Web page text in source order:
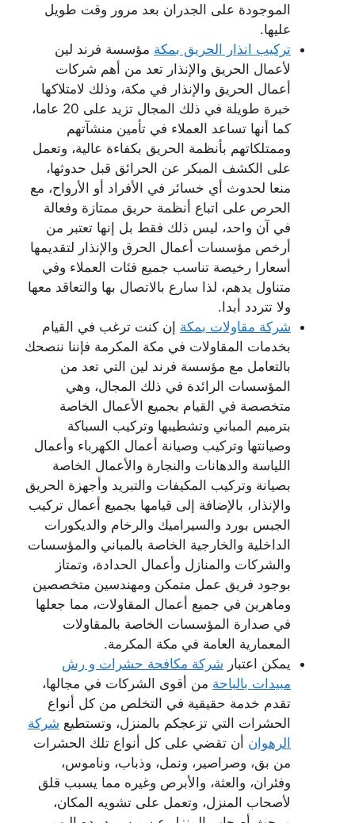
الموجودة على الجدران بعد مرور وقت طويل
عليها.
تركيب انذار الحريق بمكة مؤسسة فرند لين
لأعمال الحريق والإنذار تعد من أهم شركات
أعمال الحريق والإنذار في مكة، وذلك لامتلاكها
خبرة طويلة في ذلك المجال تزيد على 20 عاما،
كما أنها تساعد العملاء في تأمين منشآتهم
وممتلكاتهم بأنظمة الحريق بكفاءة عالية، وتعمل
على الكشف المبكر عن الحرائق قبل حدوثها،
منعا لحدوث أي خسائر في الأفراد أو الأرواح، مع
الحرص على اتباع أنظمة حريق ممتازة وفعالة
في آن واحد، ليس ذلك فقط بل إنها تعتبر من
أرخص مؤسسات أعمال الحرق والإنذار لتقديمها
أسعارا رخيصة تناسب جميع فئات العملاء وفي
متناول يدهم، لذا سارع بالاتصال بها والتعاقد معها
ولا تتردد أبدا.
شركة مقاولات بمكة إن كنت ترغب في القيام
بخدمات المقاولات في مكة المكرمة فإننا ننصحك
بالتعامل مع مؤسسة فرند لين التي تعد من
المؤسسات الرائدة في ذلك المجال، وهي
متخصصة في القيام بجميع الأعمال الخاصة
بترميم المباني وتشطيبها وتركيب السباكة
وصيانتها وتركيب وصيانة أعمال الكهرباء وأعمال
اللياسة والدهانات والنجارة والأعمال الخاصة
بصيانة وتركيب المكيفات والتبريد وأجهزة الحريق
والإنذار، بالإضافة إلى قيامها بجميع أعمال تركيب
الجبس بورد والسيراميك والرخام والديكورات
الداخلية والخارجية الخاصة بالمباني والمؤسسات
والشركات والمنازل وأعمال الحدادة، وتمتاز
بوجود فريق عمل متمكن ومهندسين متخصصين
وماهرين في جميع أعمال المقاولات، مما جعلها
في صدارة المؤسسات الخاصة بالمقاولات
المعمارية العامة في مكة المكرمة.
يمكن اعتبار شركة مكافحة حشرات و رش
مبيدات بالباحة من أقوى الشركات في مجالها،
تقدم خدمة حقيقية في التخلص من كل أنواع
الحشرات التي تزعجكم بالمنزل، وتستطيع شركة
الرهوان أن تقضي على كل أنواع تلك الحشرات
من بق، وصراصير، ونمل، وذباب، وناموس،
وفئران، والعثة، والأبرص وغيره مما يسبب قلق
لأصحاب المنزل، وتعمل على تشويه المكان،